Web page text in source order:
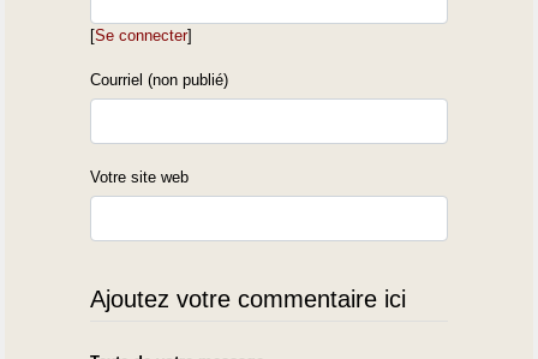
[Se connecter]
Courriel (non publié)
Votre site web
Ajoutez votre commentaire ici